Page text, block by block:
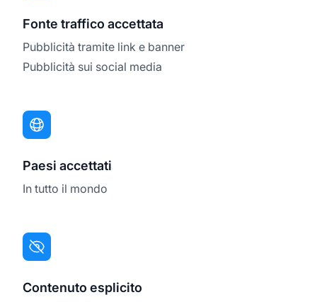
Fonte traffico accettata
Pubblicità tramite link e banner
Pubblicità sui social media
Paesi accettati
In tutto il mondo
Contenuto esplicito